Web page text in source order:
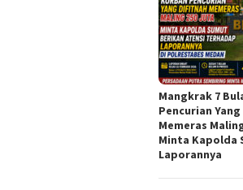
Mangkrak 7
Pencurian
Memeras
Minta Kapolda
Laporannya